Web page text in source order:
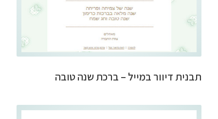
תבנית דיוור במייל – ברכת שנה טובה